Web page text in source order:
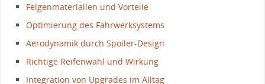
Felgenmaterialien und Vorteile
Optimierung des Fahrwerksystems
Aerodynamik durch Spoiler-Design
Richtige Reifenwahl und Wirkung
Integration von ​Upgrades im Alltag